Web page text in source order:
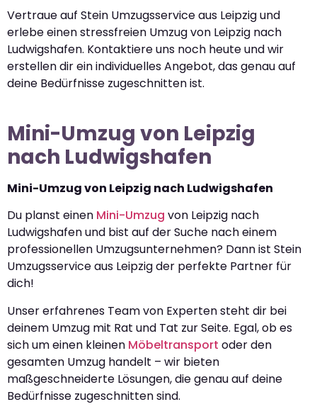
Vertraue auf Stein Umzugsservice aus Leipzig und
erlebe einen stressfreien Umzug von Leipzig nach
Ludwigshafen. Kontaktiere uns noch heute und wir
erstellen dir ein individuelles Angebot, das genau auf
deine Bedürfnisse zugeschnitten ist.
Mini-Umzug von Leipzig
nach Ludwigshafen
Mini-Umzug von Leipzig nach Ludwigshafen
Du planst einen Mini-Umzug von Leipzig nach
Ludwigshafen und bist auf der Suche nach einem
professionellen Umzugsunternehmen? Dann ist Stein
Umzugsservice aus Leipzig der perfekte Partner für
dich!
Unser erfahrenes Team von Experten steht dir bei
deinem Umzug mit Rat und Tat zur Seite. Egal, ob es
sich um einen kleinen Möbeltransport oder den
gesamten Umzug handelt – wir bieten
maßgeschneiderte Lösungen, die genau auf deine
Bedürfnisse zugeschnitten sind.